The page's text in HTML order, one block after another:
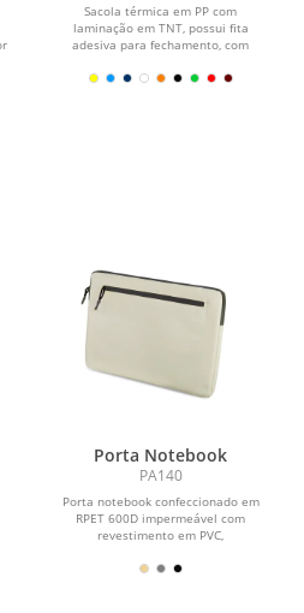
Sacola térmica em PP com
laminação em TNT, possui fita
adesiva para fechamento, com
Porta Notebook
PA140
Porta notebook confeccionado em
RPET 600D impermeável com
revestimento em PVC,
até 14” e...